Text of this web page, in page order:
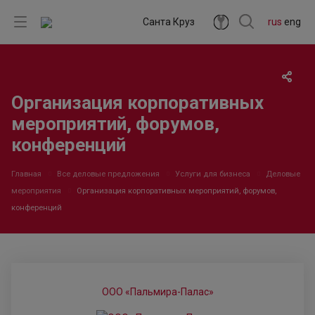
rus eng
Санта Круз
Организация корпоративных
мероприятий, форумов,
конференций
Главная Все деловые предложения Услуги для бизнеса
Деловые
мероприятия
Организация корпоративных мероприятий, форумов,
конференций
ООО «Пальмира-Палас»